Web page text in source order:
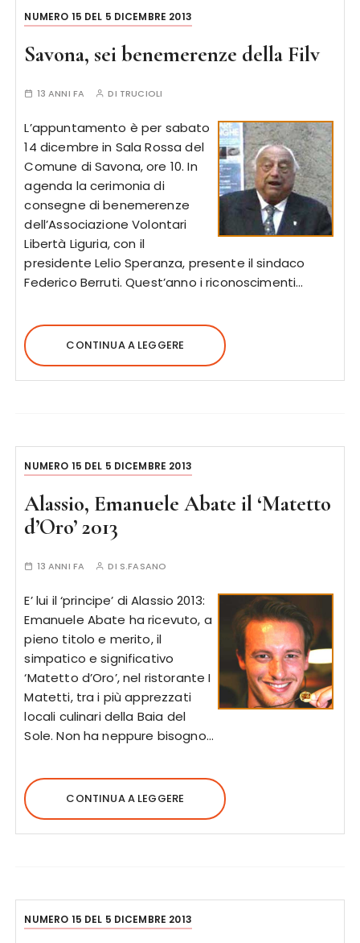
NUMERO 15 DEL 5 DICEMBRE 2013
Savona, sei benemerenze della Filv
13 ANNI FA DI TRUCIOLI
L’appuntamento è per sabato
14 dicembre in Sala Rossa del
Comune di Savona, ore 10. In
agenda la cerimonia di
consegne di benemerenze
dell’Associazione Volontari
Libertà Liguria, con il
presidente Lelio Speranza, presente il sindaco
Federico Berruti. Quest’anno i riconoscimenti…
CONTINUA A LEGGERE
NUMERO 15 DEL 5 DICEMBRE 2013
Alassio, Emanuele Abate il ‘Matetto
d’Oro’ 2013
13 ANNI FA DI S.FASANO
E’ lui il ‘principe’ di Alassio 2013:
Emanuele Abate ha ricevuto, a
pieno titolo e merito, il
simpatico e significativo
‘Matetto d’Oro’, nel ristorante I
Matetti, tra i più apprezzati
locali culinari della Baia del
Sole. Non ha neppure bisogno…
CONTINUA A LEGGERE
NUMERO 15 DEL 5 DICEMBRE 2013